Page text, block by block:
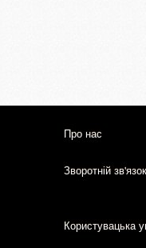
Про нас
Зворотній зв'язок
Користувацька